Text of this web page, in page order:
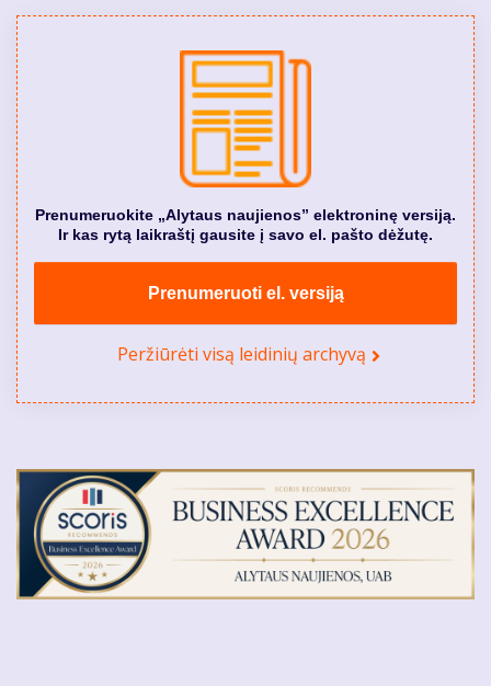
Prenumeruokite „Alytaus naujienos” elektroninę versiją.
Ir kas rytą laikraštį gausite į savo el. pašto dėžutę.
Prenumeruoti el. versiją
Peržiūrėti visą leidinių archyvą